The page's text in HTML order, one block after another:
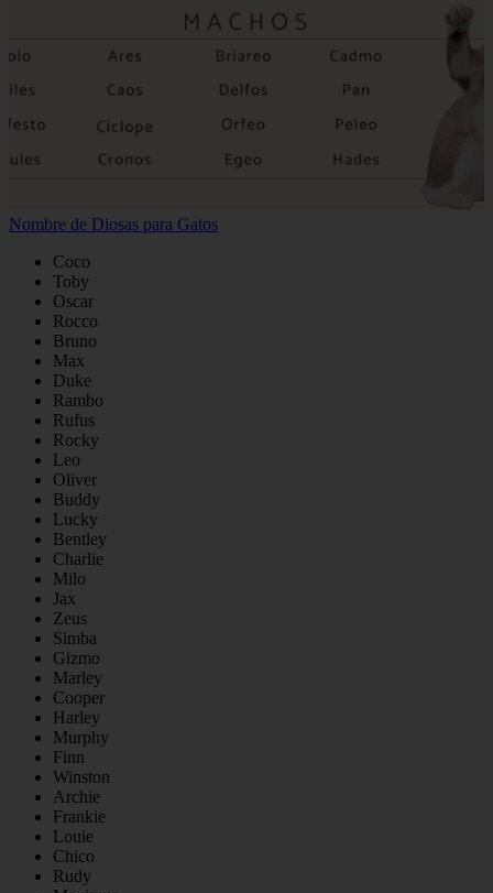
Nombre de Diosas para Gatos
Coco
Toby
Oscar
Rocco
Bruno
Max
Duke
Rambo
Rufus
Rocky
Leo
Oliver
Buddy
Lucky
Bentley
Charlie
Milo
Jax
Zeus
Simba
Gizmo
Marley
Cooper
Harley
Murphy
Finn
Winston
Archie
Frankie
Louie
Chico
Rudy